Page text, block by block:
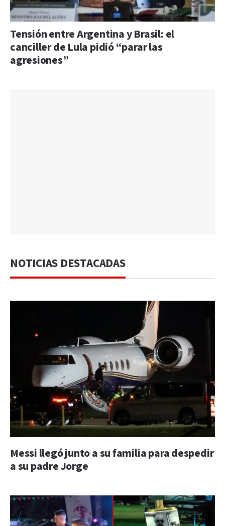
Tensión entre Argentina y Brasil: el
canciller de Lula pidió “parar las
agresiones”
NOTICIAS DESTACADAS
Messi llegó junto a su familia para despedir
a su padre Jorge